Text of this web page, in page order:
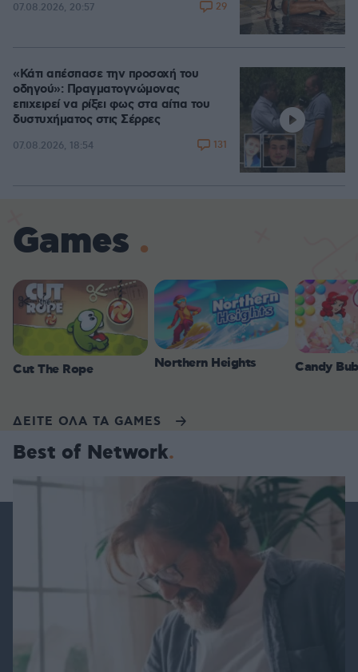
07.08.2026, 20:57 29
«Κάτι απέσπασε την προσοχή του
οδηγού»: Πραγματογνώμονας
επιχειρεί να ρίξει φως στα αίτια του
δυστυχήματος στις Σέρρες
07.08.2026, 18:54 131
Games
Cut The Rope Northern Heights Candy
ΔΕΙΤΕ ΟΛΑ ΤΑ GAMES
Best of Network